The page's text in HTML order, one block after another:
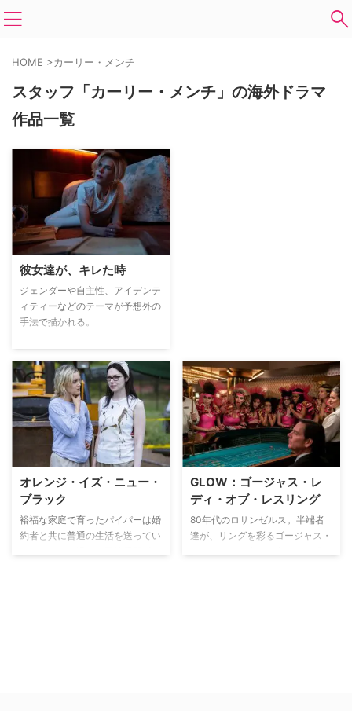
HOME >カーリー・メンチ
スタッフ「カーリー・メンチ」の海外ドラマ
作品一覧
彼女達が、キレた時
ジェンダーや自主性、アイデンテ
ィティーなどのテーマが予想外の
手法で描かれる。
オレンジ・イズ・ニュー・
ブラック
裕福な家庭で育ったパイパーは婚
約者と共に普通の生活を送ってい
GLOW：ゴージャス・レ
ディ・オブ・レスリング
80年代のロサンゼルス。半端者
達が、リングを彩るゴージャス・